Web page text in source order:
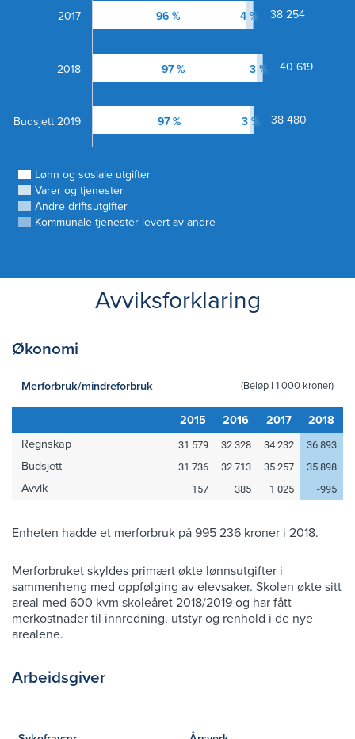
38 254
40 619
38 480
4 %
3 %
3 %
96 %
97 %
97 %
Lønn og sosiale utgifter
Varer og tjenester
Andre driftsutgifter
Kommunale tjenester levert av andre
2017
2018
Budsjett 2019
Avviksforklaring
Økonomi
(Beløp i 1 000 kroner)
Merforbruk/mindreforbruk
2015 2016 2017
2018
Regnskap
31 579 32 328 34 232 36 893
Budsjett 31 736 32 713 35 257 35 898
Avvik 157 385 1 025 -995
Enheten hadde et merforbruk på 995 236 kroner i 2018.
Merforbruket skyldes primært økte lønnsutgifter i
sammenheng med oppfølging av elevsaker. Skolen økte sitt
areal med 600 kvm skoleåret 2018/2019 og har fått
merkostnader til innredning, utstyr og renhold i de nye
arealene.
Arbeidsgiver